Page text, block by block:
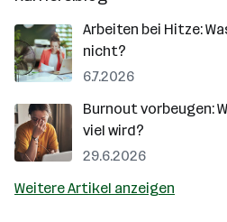
Arbeiten bei Hitze:
nicht?
6.7.2026
Burnout vorbeugen:
viel wird?
29.6.2026
Weitere Artikel anzeigen